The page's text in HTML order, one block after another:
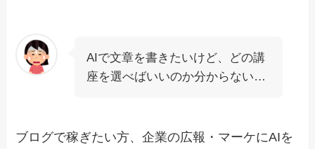
AIで文章を書きたいけど、どの講
座を選べばいいのか分からない…
ブログで稼ぎたい方、企業の広報・マーケにAIを